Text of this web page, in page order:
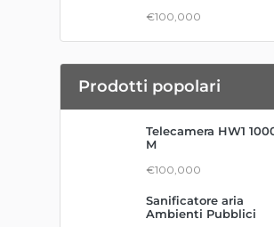
€100,000
Prodotti popolari
Telecamera HW1
M
€100,000
Sanificatore aria
Ambienti Pubblici